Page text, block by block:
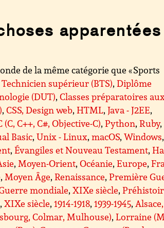
apparentées
de la même catégorie que « Sports
supérieur (BTS),Diplôme
(DUT),Classes préparatoires aux
,CSS, Design web,HTML,Java - J2EE,
(C, C++, C#, Objective-C),Python,Ruby,
Basic,Unix - Linux,macOS,Windows,
,Évangiles et Nouveau Testament,
, Moyen-Orient,Océanie,Europe,
, Moyen Âge,Renaissance,Première
mondiale,XIXe siècle,
,XIXe siècle,1914-1918,1939-1945, Alsace,
Colmar, Mulhouse),Lorraine